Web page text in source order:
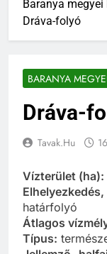
Baranya
Dráva-folyó
BARANYA
Dráva-
Tavak.hu
Vízterület (ha):
határfolyó
Átlagos
Típus: